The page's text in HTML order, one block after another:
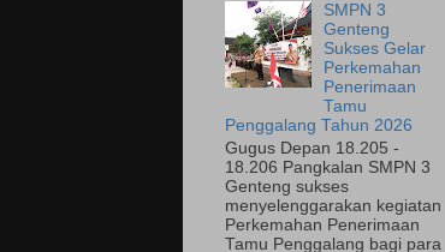
SMPN 3
Genteng
Sukses Gelar
Perkemahan
Penerimaan
Tamu
Penggalang Tahun 2026
Gugus Depan 18.205 -
18.206 Pangkalan SMPN 3
Genteng sukses
menyelenggarakan kegiatan
Perkemahan Penerimaan
Tamu Penggalang bagi para